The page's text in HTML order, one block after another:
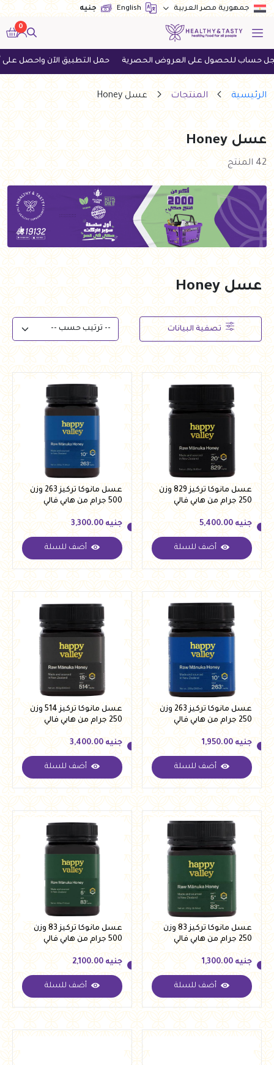
جمهورية مصر العربية English جنيه
0
على العروض الحصرية حمل التطبيق الآن واحصل على أحدث العروض
الرئيسية المنتجات عسل Honey
عسل Honey
42 المنتج
عسل Honey
تصفية البيانات
عسل مانوكا تركيز 829 وزن
250 جرام من هابي فالي
جنيه
جنيه 5,400.00
أضف للسلة
عسل مانوكا تركيز 263 وزن
500 جرام من هابي فالي
جنيه
جنيه 3,300.00
أضف للسلة
عسل مانوكا تركيز 263 وزن
250 جرام من هابي فالي
جنيه
جنيه 1,950.00
أضف للسلة
عسل مانوكا تركيز 514 وزن
250 جرام من هابي فالي
جنيه
جنيه 3,400.00
أضف للسلة
عسل مانوكا تركيز 83 وزن
250 جرام من هابي فالي
جنيه
جنيه 1,300.00
أضف للسلة
عسل مانوكا تركيز 83 وزن
500 جرام من هابي فالي
جنيه
جنيه 2,100.00
أضف للسلة